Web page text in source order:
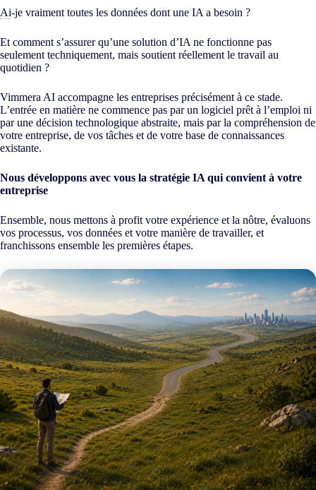
Ai-je vraiment toutes les données dont une IA a besoin ?
Et comment s’assurer qu’une solution d’IA ne fonctionne pas
seulement techniquement, mais soutient réellement le travail au
quotidien ?
Vimmera AI accompagne les entreprises précisément à ce stade.
L’entrée en matière ne commence pas par un logiciel prêt à l’emploi ni
par une décision technologique abstraite, mais par la compréhension de
votre entreprise, de vos tâches et de votre base de connaissances
existante.
Nous développons avec vous la stratégie IA qui convient à votre
entreprise
Ensemble, nous mettons à profit votre expérience et la nôtre, évaluons
vos processus, vos données et votre manière de travailler, et
franchissons ensemble les premières étapes.